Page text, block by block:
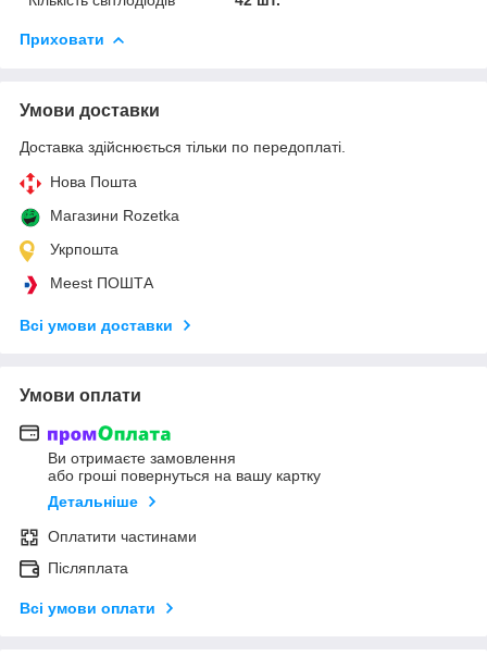
Приховати
Умови доставки
Доставка здійснюється тільки по передоплаті.
Нова Пошта
Магазини Rozetka
Укрпошта
Meest ПОШТА
Всі умови доставки
Умови оплати
Ви отримаєте замовлення
або гроші повернуться на вашу картку
Детальніше
Оплатити частинами
Післяплата
Всі умови оплати